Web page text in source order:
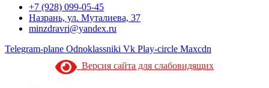
+7 (928) 099-05-45
Назрань, ул. Муталиева, 37
minzdravri@yandex.ru
Telegram-plane Odnoklassniki Vk Play-circle Maxcdn
Версия сайта для слабовидящих